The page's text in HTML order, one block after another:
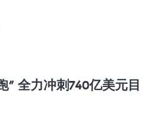
” 全力冲刺740亿美元目